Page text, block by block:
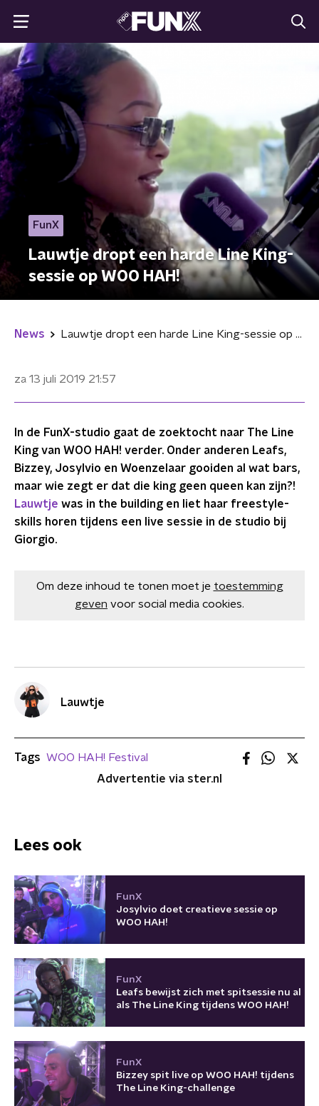
FunX
Lauwtje dropt een harde Line King-
sessie op WOO HAH!
News Lauwtje dropt een harde Line King-sessie op WOO HAH!
za 13 juli 2019 21:57
In de FunX-studio gaat de zoektocht naar The Line
King van WOO HAH! verder. Onder anderen Leafs,
Bizzey, Josylvio en Woenzelaar gooiden al wat bars,
maar wie zegt er dat die king geen queen kan zijn?!
Lauwtje was in the building en liet haar freestyle-
skills horen tijdens een live sessie in de studio bij
Giorgio.
Om deze inhoud te tonen moet je toestemming
geven voor social media cookies.
Lauwtje
Tags WOO HAH! Festival
Advertentie via ster.nl
Lees ook
FunX
Josylvio doet creatieve sessie op
WOO HAH!
FunX
Leafs bewijst zich met spitsessie nu al
als The Line King tijdens WOO HAH!
FunX
Bizzey spit live op WOO HAH! tijdens
The Line King-challenge